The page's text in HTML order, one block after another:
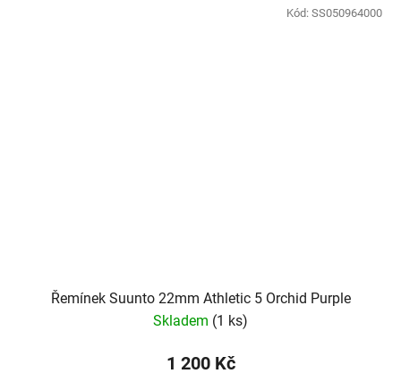
Řemínek Suunto 22mm Athletic 5 Orchid Purple
Skladem (1 ks)
1 200 Kč
Kód: SS050964000